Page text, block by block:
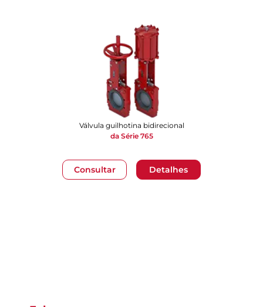
Consultar Detalhes
Válvula guilhotina bidirecional
da Série 765